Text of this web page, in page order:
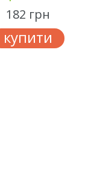
182 грн
купити